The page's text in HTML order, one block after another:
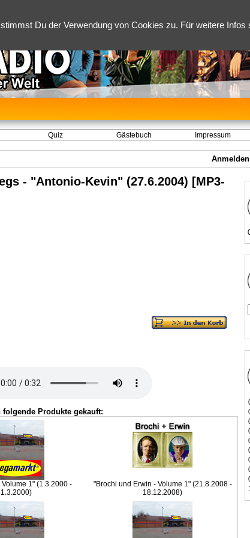
Du der Verwendung von Cookies zu. Für weitere Infos
Quiz Gästebuch Impressum
Anmelden
- "Antonio-Kevin" (27.6.2004) [MP3-
Produkte gekauft:
1" (1.3.2000 -
"Brochi und Erwin - Volume 1" (21.8.2008 -
18.12.2008)